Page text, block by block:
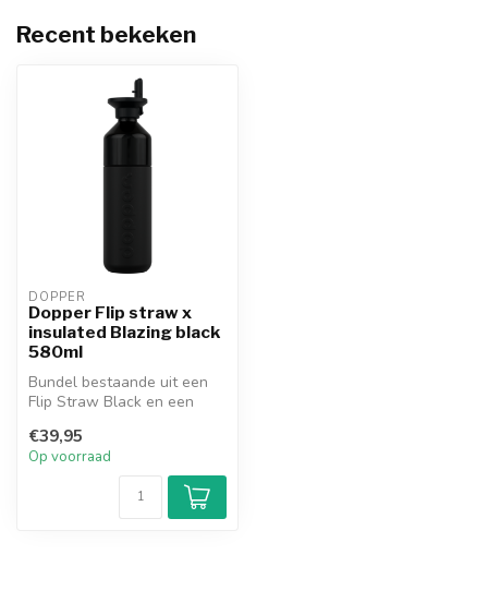
Recent bekeken
DOPPER
Dopper Flip straw x
insulated Blazing black
580ml
Bundel bestaande uit een
Flip Straw Black en een
ml ...
€39,95
Op voorraad